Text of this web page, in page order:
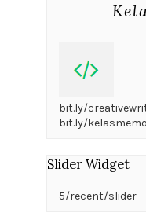
bit.ly/
bit.ly/
Slider Widget
5/recent/slider